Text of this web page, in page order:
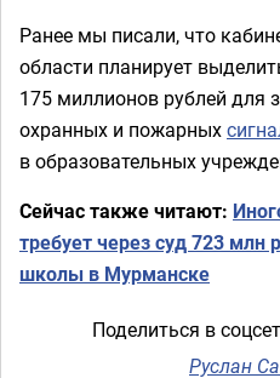
Ранее мы писали, что
области планирует
175 миллионов рублей для
охранных и пожарных
в образовательных
Сейчас также читают:
требует через суд 723 млн
школы в Мурманске
Поделиться в
Руслан